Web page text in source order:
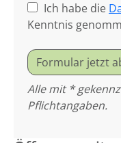
Ich habe die
Kenntnis
Formular jetzt
Alle mit *
Pflichtangaben.